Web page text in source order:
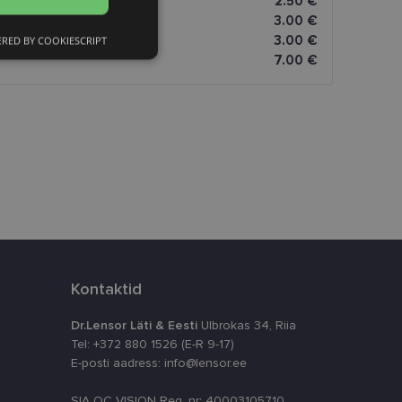
3.00 €
3.00 €
7.00 €
Kontaktid
Dr.Lensor Läti & EestiUlbrokas 34, Riia
Tel: +372 880 1526 (E-R 9-17)
E-posti aadress: info@lensor.ee
määrates
eest
BY COOKIESCRIPT